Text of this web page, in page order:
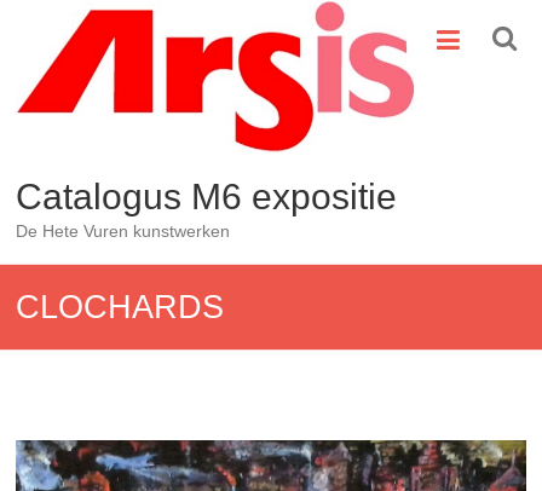
inhoud
Catalogus M6 expositie
De Hete Vuren kunstwerken
CLOCHARDS